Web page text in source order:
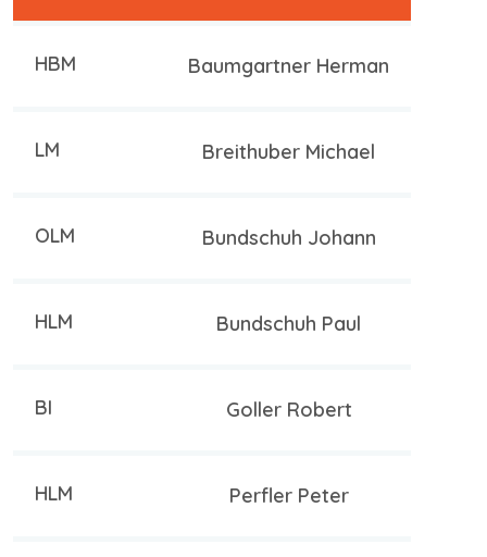
HBM Baumgartner Herman
LM Breithuber Michael
OLM Bundschuh Johann
HLM Bundschuh Paul
BI Goller Robert
HLM Perfler Peter